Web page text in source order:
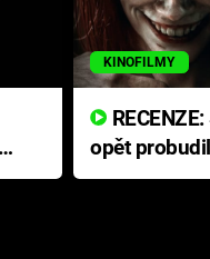
KINOFILMY
opět
přichází s